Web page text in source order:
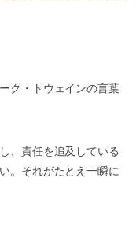
ク・トウェインの言葉
、責任を追及している
。それがたとえ一瞬に